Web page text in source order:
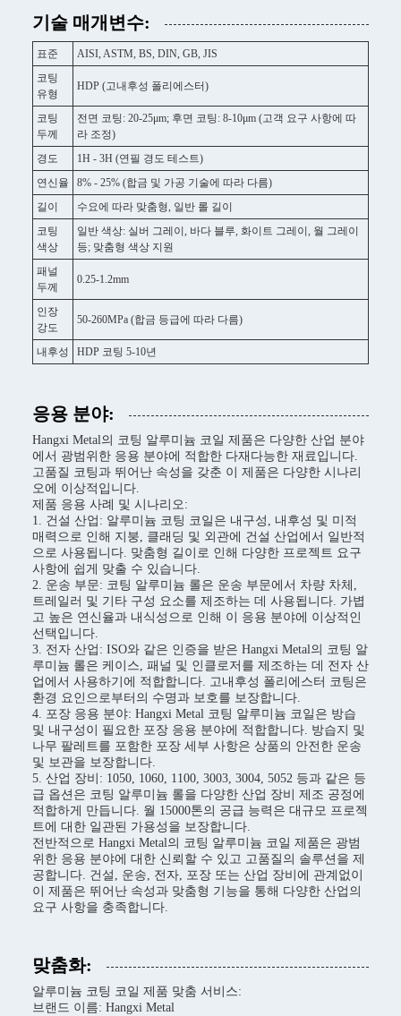
기술 매개변수:
표준
AISI, ASTM, BS, DIN, GB, JIS
코팅
유형
HDP (고내후성 폴리에스터)
코팅
두께
전면 코팅: 20-25μm; 후면 코팅: 8-10μm (고객 요구 사항에 따
라 조정)
경도
1H - 3H (연필 경도 테스트)
연신율
8% - 25% (합금 및 가공 기술에 따라 다름)
길이
수요에 따라 맞춤형, 일반 롤 길이
코팅
색상
일반 색상: 실버 그레이, 바다 블루, 화이트 그레이, 월 그레이
등; 맞춤형 색상 지원
패널
두께
0.25-1.2mm
인장
강도
50-260MPa (합금 등급에 따라 다름)
내후성 HDP 코팅 5-10년
응용 분야:
Hangxi Metal의 코팅 알루미늄 코일 제품은 다양한 산업 분야
에서 광범위한 응용 분야에 적합한 다재다능한 재료입니다.
고품질 코팅과 뛰어난 속성을 갖춘 이 제품은 다양한 시나리
오에 이상적입니다.
제품 응용 사례 및 시나리오:
1. 건설 산업: 알루미늄 코팅 코일은 내구성, 내후성 및 미적
매력으로 인해 지붕, 클래딩 및 외관에 건설 산업에서 일반적
으로 사용됩니다. 맞춤형 길이로 인해 다양한 프로젝트 요구
사항에 쉽게 맞출 수 있습니다.
2. 운송 부문: 코팅 알루미늄 롤은 운송 부문에서 차량 차체,
트레일러 및 기타 구성 요소를 제조하는 데 사용됩니다. 가볍
고 높은 연신율과 내식성으로 인해 이 응용 분야에 이상적인
선택입니다.
3. 전자 산업: ISO와 같은 인증을 받은 Hangxi Metal의 코팅 알
루미늄 롤은 케이스, 패널 및 인클로저를 제조하는 데 전자 산
업에서 사용하기에 적합합니다. 고내후성 폴리에스터 코팅은
환경 요인으로부터의 수명과 보호를 보장합니다.
4. 포장 응용 분야: Hangxi Metal 코팅 알루미늄 코일은 방습
및 내구성이 필요한 포장 응용 분야에 적합합니다. 방습지 및
나무 팔레트를 포함한 포장 세부 사항은 상품의 안전한 운송
및 보관을 보장합니다.
5. 산업 장비: 1050, 1060, 1100, 3003, 3004, 5052 등과 같은 등
급 옵션은 코팅 알루미늄 롤을 다양한 산업 장비 제조 공정에
적합하게 만듭니다. 월 15000톤의 공급 능력은 대규모 프로젝
트에 대한 일관된 가용성을 보장합니다.
전반적으로 Hangxi Metal의 코팅 알루미늄 코일 제품은 광범
위한 응용 분야에 대한 신뢰할 수 있고 고품질의 솔루션을 제
공합니다. 건설, 운송, 전자, 포장 또는 산업 장비에 관계없이
이 제품은 뛰어난 속성과 맞춤형 기능을 통해 다양한 산업의
요구 사항을 충족합니다.
맞춤화:
알루미늄 코팅 코일 제품 맞춤 서비스:
브랜드 이름: Hangxi Metal